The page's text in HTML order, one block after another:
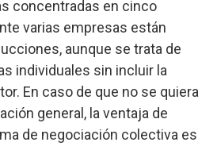
concentradas en cinco
varias empresas están
aunque se trata de
individuales sin incluir la
En caso de que no se quiera
general, la ventaja de
de negociación colectiva es